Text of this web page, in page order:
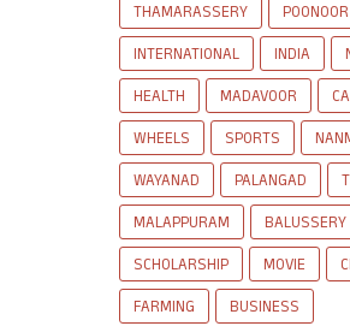
THAMARASSERY
POONOOR
INTERNATIONAL
INDIA
HEALTH
MADAVOOR
WHEELS
SPORTS
WAYANAD
PALANGAD
MALAPPURAM
BALUSSERY
SCHOLARSHIP
MOVIE
FARMING
BUSINESS